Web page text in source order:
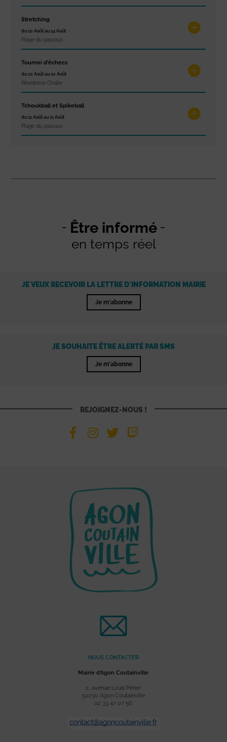
Stretching
du 10 Août au 14 Août
Plage du passous
Tournoi d’échecs
du 10 Août au 10 Août
Résidence Challe
Tchoukball et Spikeball
du 11 Août au 11 Août
Plage du passous
Être informé
en temps réel
JE VEUX RECEVOIR LA LETTRE D'INFORMATION MAIRIE
Je m'abonne
JE SOUHAITE ÊTRE ALERTÉ PAR SMS
Je m'abonne
REJOIGNEZ-NOUS !
NOUS CONTACTER
Mairie d’Agon Coutainville
2, avenue Louis Périer
50230 Agon Coutainville
02 33 47 07 56